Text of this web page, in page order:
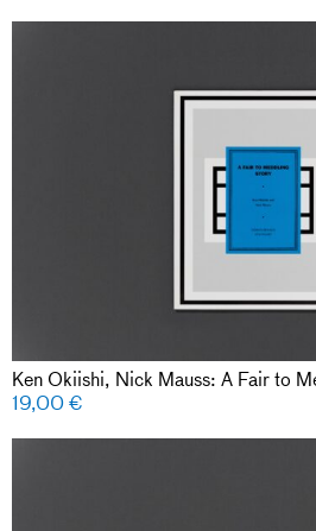
Ken Okiishi, Nick Mauss: A Fair to
19,00€